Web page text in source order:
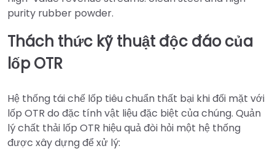
purity rubber powder.
Thách thức kỹ thuật độc đáo của
lốp OTR
Hệ thống tái chế lốp tiêu chuẩn thất bại khi đối mặt với
lốp OTR do đặc tính vật liệu đặc biệt của chúng. Quản
lý chất thải lốp OTR hiệu quả đòi hỏi một hệ thống
được xây dựng để xử lý: